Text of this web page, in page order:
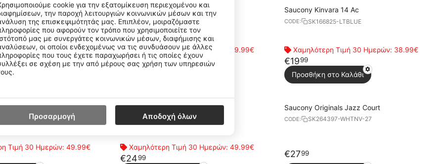
14
NVYGRN
Τιμή 30 Ημερών:38.99€
Καλάθι
Saucony Peregrine 12 Shield
CODE: SK266065-NVYORA
Χαμηλότερη Τιμή 30 Ημερών: 49.99€
€2499
Saucony Kinvara 14 Ac
CODE: SK166825-LTBLUE
Χαμηλότερη Τιμή 30 Ημερών: 38.99€
€1999
Προσθήκη στο Καλάθι
12 Shield A/C
NVPNT
Τιμή 30 Ημερών: 49.99€
Saucony Peregrine 12 Shield
SK166099-NVYPNK
Χαμηλότερη Τιμή 30 Ημερών:49.99€
€2499
Saucony Originals Jazz Court
CODE: SK264397-WHTNV-27
€2799
cookie για την εξατομίκευση περιεχομένου και
την παροχή λειτουργιών κοινωνικών μέσων και την
της επισκεψιμότητάς μας. Επιπλέον, μοιραζόμαστε
που αφορούν τον τρόπο που χρησιμοποιείτε τον
μας με συνεργάτες κοινωνικών μέσων, διαφήμισης και
οι οποίοι ενδεχομένως να τις συνδυάσουν με άλλες
που τους έχετε παραχωρήσει ή τις οποίες έχουν
σε σχέση με την από μέρους σας χρήση των υπηρεσιών
Functional Cookies
Targeting Cookies
Προσαρμογή Αποδοχή όλων